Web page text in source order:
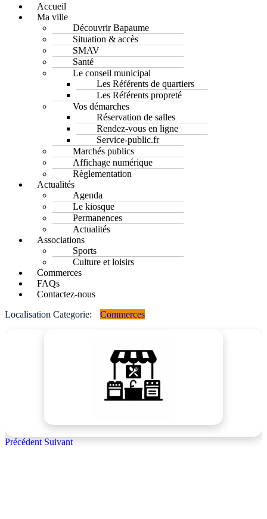
Accueil
Ma ville
Découvrir Bapaume
Situation & accès
SMAV
Santé
Le conseil municipal
Les Référents de quartiers
Les Référents propreté
Vos démarches
Réservation de salles
Rendez-vous en ligne
Service-public.fr
Marchés publics
Affichage numérique
Règlementation
Actualités
Agenda
Le kiosque
Permanences
Actualités
Associations
Sports
Culture et loisirs
Commerces
FAQs
Contactez-nous
Localisation Categorie:
Commerces
Précédent Suivant